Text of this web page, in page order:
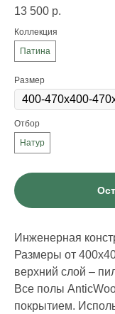
13 500 р.
Коллекция
Патина
Размер
Отбор
Натур
Инженерная
Размеры от
верхний слой –
Все полы
покрытием.